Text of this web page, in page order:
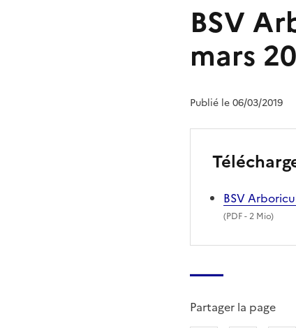
BSV
mars
Publié le 06/03/2019
BSV
(PDF- 2 Mio)
Partager la page